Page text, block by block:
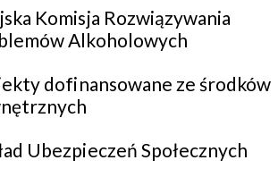
Komisja Rozwiązywania
Alkoholowych
dofinansowane ze środków
Ubezpieczeń Społecznych